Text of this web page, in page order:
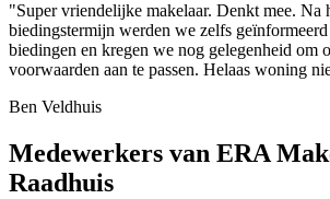
"Super vriendelijke makelaar. Denkt mee. Na
biedingstermijn werden we zelfs
biedingen en kregen we nog gelegenheid om
voorwaarden aan te passen. Helaas woning
Ben Veldhuis
Medewerkers van ERA
Raadhuis